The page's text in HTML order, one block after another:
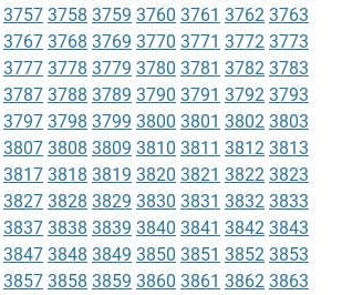
3757 3758 3759 3760 3761 3762 3763
3767 3768 3769 3770 3771 3772 3773
3777 3778 3779 3780 3781 3782 3783
3787 3788 3789 3790 3791 3792 3793
3797 3798 3799 3800 3801 3802 3803
3807 3808 3809 3810 3811 3812 3813
3817 3818 3819 3820 3821 3822 3823
3827 3828 3829 3830 3831 3832 3833
3837 3838 3839 3840 3841 3842 3843
3847 3848 3849 3850 3851 3852 3853
3857 3858 3859 3860 3861 3862 3863